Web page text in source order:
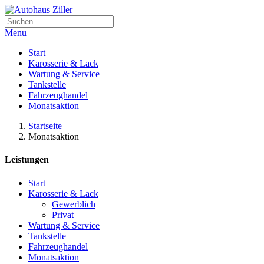
Menu
Start
Karosserie & Lack
Wartung & Service
Tankstelle
Fahrzeughandel
Monatsaktion
Startseite
Monatsaktion
Leistungen
Start
Karosserie & Lack
Gewerblich
Privat
Wartung & Service
Tankstelle
Fahrzeughandel
Monatsaktion